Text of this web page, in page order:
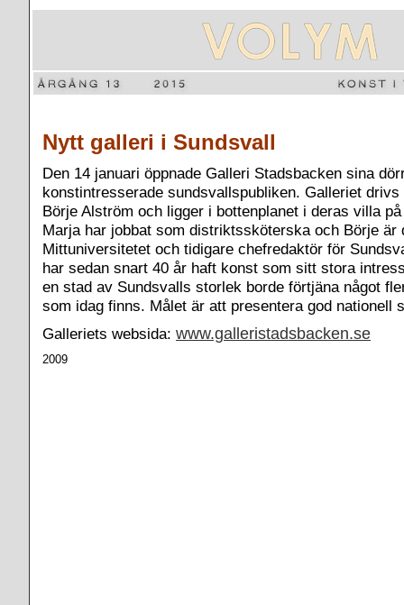
Nytt galleri i Sundsvall
Den 14 januari öppnade Galleri Stadsbacken sina
konstintresserade sundsvallspubliken. Galleriet
Börje Alström och ligger i bottenplanet i deras villa
Marja har jobbat som distriktssköterska och Börje är
Mittuniversitetet och tidigare chefredaktör för
har sedan snart 40 år haft konst som sitt stora
en stad av Sundsvalls storlek borde förtjäna något
som idag finns. Målet är att presentera god nationell
Galleriets websida: www.galleristadsbacken.se
2009